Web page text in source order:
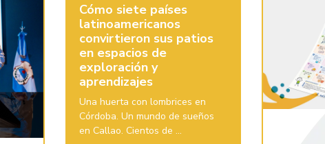
Cómo siete países
latinoamericanos
convirtieron sus patios
en espacios de
exploración y
aprendizajes
Una huerta con lombrices en
Córdoba. Un mundo de sueños
en Callao. Cientos de ...